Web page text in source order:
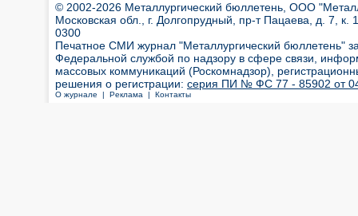
© 2002-2026 Металлургический бюллетень, ООО
Московская обл., г. Долгопрудный, пр-т Пацаева, д. 7,
0300
Печатное СМИ журнал "Металлургический бюллетень"
Федеральной службой по надзору в сфере связи,
массовых коммуникаций (Роскомнадзор),
решения о регистрации: серия ПИ № ФС 77 - 85902 от 04
О журнале | Реклама | Контакты